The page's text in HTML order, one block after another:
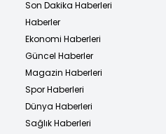
Son Dakika Haberleri
Haberler
Ekonomi Haberleri
Güncel Haberler
Magazin Haberleri
Spor Haberleri
Dünya Haberleri
Sağlık Haberleri